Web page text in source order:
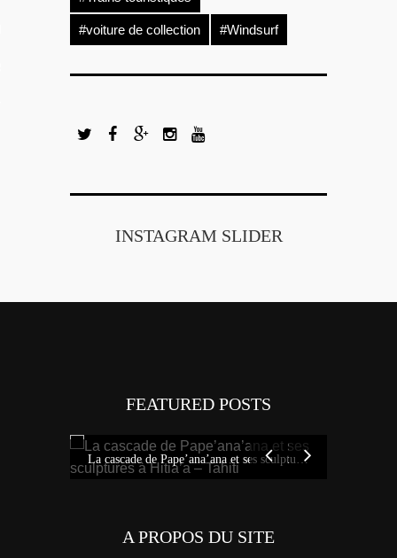
#voiture de collection #Windsurf
INSTAGRAM SLIDER
FEATURED POSTS
La cascade de Pape’ana’ana et ses sculptures à Hitia’a – Tahiti
A PROPOS DU SITE